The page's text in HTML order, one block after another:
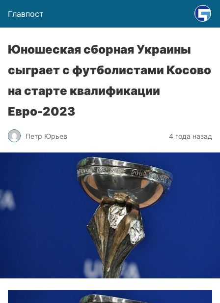
Главпост
Юношеская сборная Украины
сыграет с футболистами Косово
на старте квалификации
Евро-2023
Петр Юрьев 4 года назад